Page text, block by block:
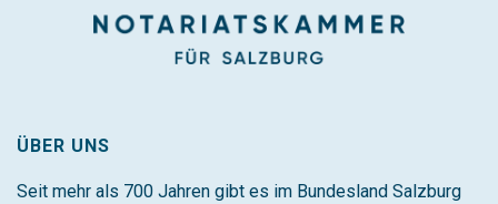
ÜBER UNS
Seit mehr als 700 Jahren gibt es im Bundesland Salzburg